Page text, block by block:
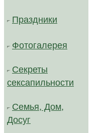
Праздники
Фотогалерея
Секреты
сексапильности
Семья, Дом,
Досуг